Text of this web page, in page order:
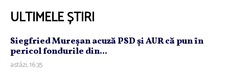
ULTIMELE ȘTIRI
Siegfried Mureşan acuză PSD şi AUR că pun în
pericol fondurile din...
astăzi, 16:35